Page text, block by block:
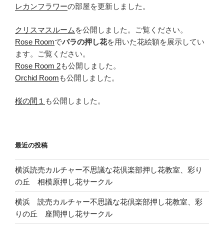
レカンフラワーの部屋を更新しました。
クリスマスルーム を公開しました。ご覧ください。
Rose Roomでバラの押し花を用いた花絵額を展示してい
ます。ご覧ください。
Rose Room 2も公開しました。
Orchid Room も公開しました。
桜の間１ も公開しました。
最近の投稿
横浜読売カルチャー不思議な花倶楽部押し花教室、彩り
の丘 相模原押し花サークル
横浜 読売カルチャー不思議な花倶楽部押し花教室、彩
りの丘 座間押し花サークル